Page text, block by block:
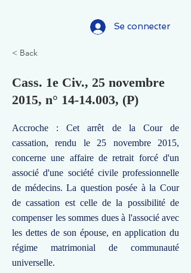
Se connecter
< Back
Cass. 1e Civ., 25 novembre
2015, n° 14-14.003, (P)
Accroche : Cet arrêt de la Cour de
cassation, rendu le 25 novembre 2015,
concerne une affaire de retrait forcé d'un
associé d'une société civile professionnelle
de médecins. La question posée à la Cour
de cassation est celle de la possibilité de
compenser les sommes dues à l'associé avec
les dettes de son épouse, en application du
régime matrimonial de communauté
universelle.